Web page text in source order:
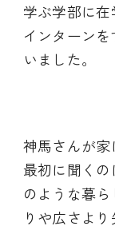
学ぶ学部に
インターン
いました。
神馬さんが
最初に聞く
のような暮
りや広さよ